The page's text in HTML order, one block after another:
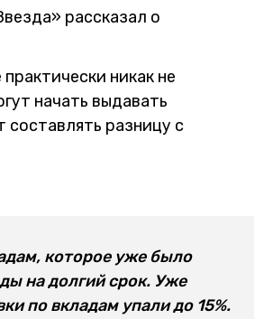
рассказал о
никак не
начать выдавать
составлять разницу с
которое уже было
на долгий срок. Уже
по вкладам упали до 15%.